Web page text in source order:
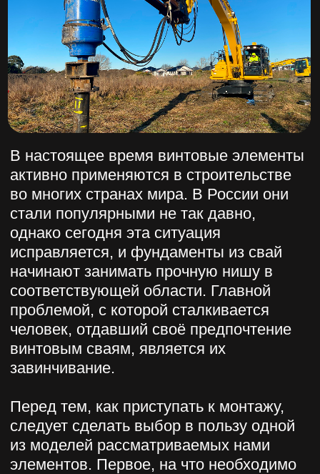
В настоящее время винтовые элементы
активно применяются в строительстве
во многих странах мира. В России они
стали популярными не так давно,
однако сегодня эта ситуация
исправляется, и фундаменты из свай
начинают занимать прочную нишу в
соответствующей области. Главной
проблемой, с которой сталкивается
человек, отдавший своё предпочтение
винтовым сваям, является их
завинчивание.
Перед тем, как приступать к монтажу,
следует сделать выбор в пользу одной
из моделей рассматриваемых нами
элементов. Первое, на что необходимо
обращать внимание, – это несущая
способность винновых свай и их страна-
производитель. От качества товара
напрямую зависит прочность будущей
конструкции.А при установке —
правильно выбрать ямобур в Москве
или другом регионе России.
Особенности процесса завинчивания
Завинчивание винтовых свай
осуществляется несколькими
способами. Самый трудоёмкий из них —
выполнение работы вручную. Этот
процесс представляет собой